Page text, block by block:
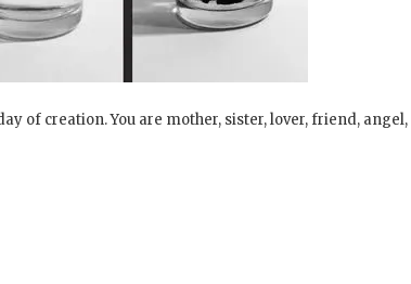
of creation. You are mother, sister, lover, friend, angel,